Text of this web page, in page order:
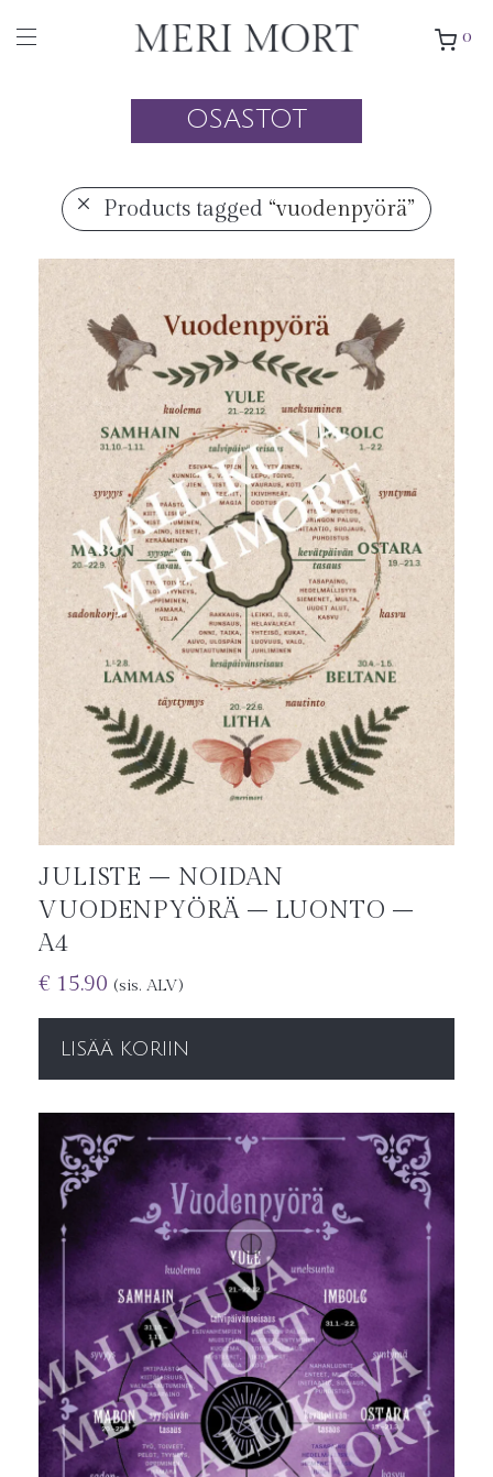
0
OSASTOT
Products tagged “vuodenpyörä”
JULISTE – NOIDAN
VUODENPYÖRÄ – LUONTO –
A4
€ 15.90 (sis. ALV)
LISÄÄ KORIIN